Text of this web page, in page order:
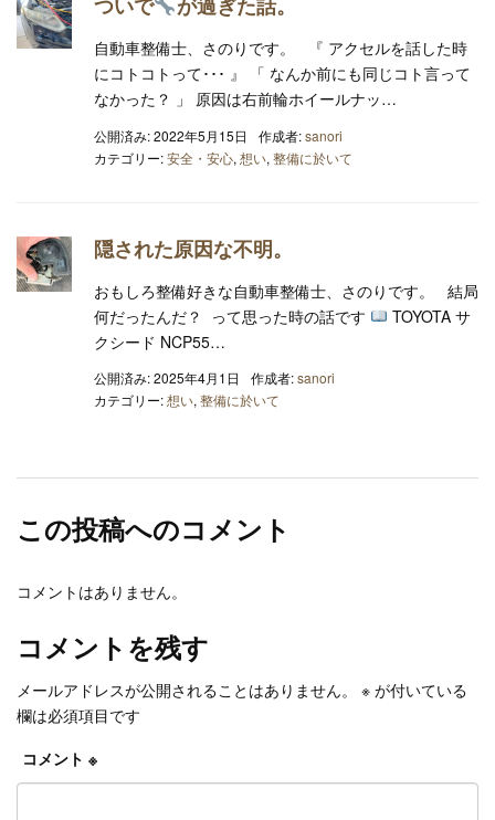
ついで が過ぎた話。
自動車整備士、さのりです。 『 アクセルを話した時
にコトコトって･･･ 』 「 なんか前にも同じコト言って
なかった？ 」 原因は右前輪ホイールナッ…
公開済み: 2022年5月15日 作成者:sanori
カテゴリー:安全・安心, 想い, 整備に於いて
隠された原因な不明。
おもしろ整備好きな自動車整備士、さのりです。 結局
何だったんだ？ って思った時の話です
TOYOTA サ
クシード NCP55…
公開済み: 2025年4月1日 作成者:sanori
カテゴリー:想い, 整備に於いて
この投稿へのコメント
コメントはありません。
コメントを残す
メールアドレスが公開されることはありません。 ※ が付いている
欄は必須項目です
コメント ※